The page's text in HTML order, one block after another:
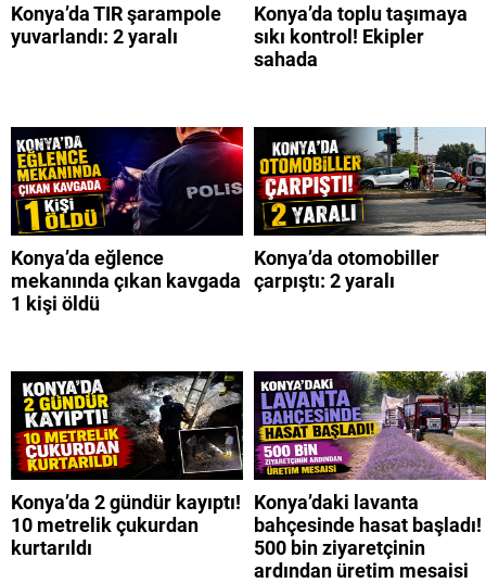
Konya’da TIR şarampole
yuvarlandı: 2 yaralı
Konya’da toplu taşımaya
sıkı kontrol! Ekipler
sahada
Konya’da eğlence
mekanında çıkan kavgada
1 kişi öldü
Konya’da otomobiller
çarpıştı: 2 yaralı
Konya’da 2 gündür kayıptı!
10 metrelik çukurdan
kurtarıldı
Konya’daki lavanta
bahçesinde hasat başladı!
500 bin ziyaretçinin
ardından üretim mesaisi